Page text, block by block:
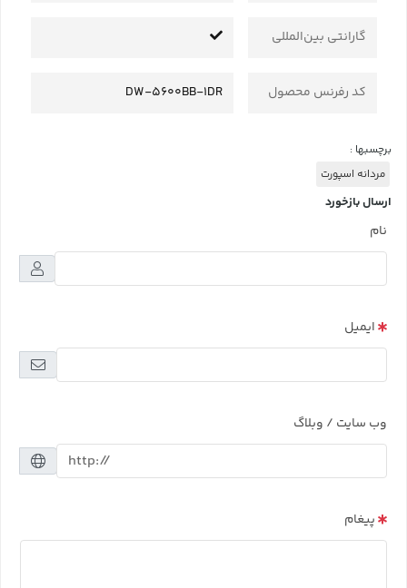
گارانتی بین‌المللی
کد رفرنس محصول DW-5600BB-1DR
برچسبها :
مردانه اسپورت
ارسال بازخورد
نام
ایمیل
وب سایت / وبلاگ
پیغام